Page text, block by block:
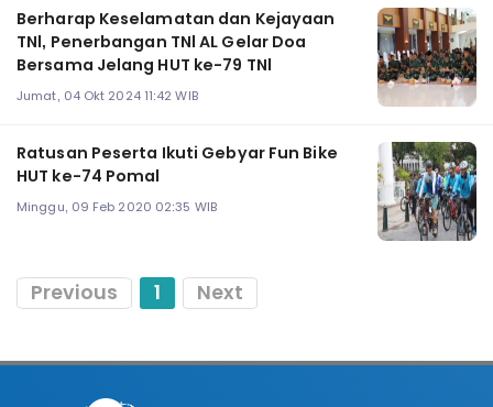
Berharap Keselamatan dan Kejayaan
TNl, Penerbangan TNl AL Gelar Doa
Bersama Jelang HUT ke-79 TNl
Jumat, 04 Okt 2024 11:42 WIB
Ratusan Peserta Ikuti Gebyar Fun Bike
HUT ke-74 Pomal
Minggu, 09 Feb 2020 02:35 WIB
Previous 1 Next